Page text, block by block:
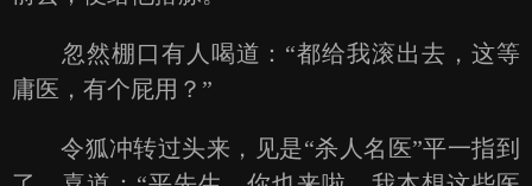
忽然棚口有人喝道：“都给我滚出去，这等
庸医，有个屁用？”
令狐冲转过头来，见是“杀人名医”平一指到